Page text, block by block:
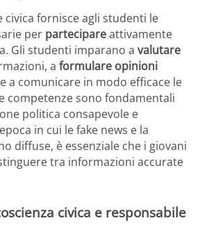
civica fornisce agli studenti le
per partecipareattivamente
Gli studenti imparano a valutare
a formulare opinioni
a comunicare in modo efficace le
competenze sono fondamentali
politica consapevole e
in cui le fake news e la
diffuse, è essenziale che i giovani
tra informazioni accurate
civica e responsabile